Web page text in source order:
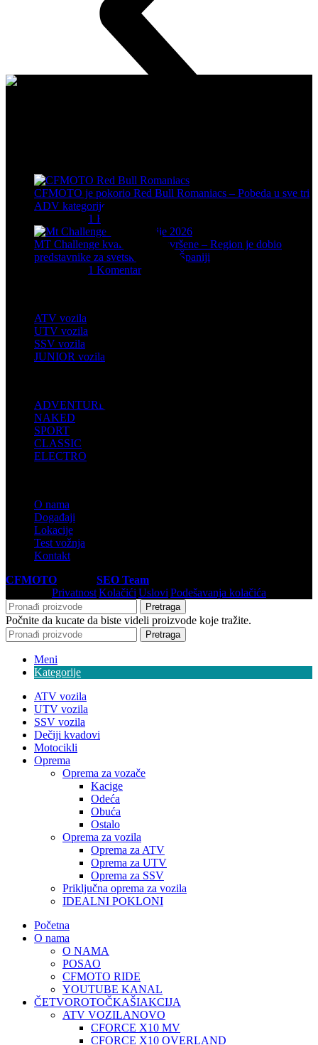
CFMOTO je pokorio Red Bull Romaniacs – Pobeda u sve tri
ADV kategorije
1 Komentar
MT Challenge kvalifikacije završene – Region je dobio
predstavnike za svetsko finale u Španiji
1 Komentar
ATV vozila
UTV vozila
SSV vozila
JUNIOR vozila
ADVENTURE
NAKED
SPORT
CLASSIC
ELECTRO
O nama
Događaji
Lokacije
Test vožnja
Kontakt
CFMOTO
SEO Team
PrivatnostKolačići Uslovi Podešavanja kolačića
Pretraga
Počnite da kucate da biste videli proizvode koje tražite.
Pretraga
Meni
Kategorije
ATV vozila
UTV vozila
SSV vozila
Dečiji kvadovi
Motocikli
Oprema
Oprema za vozače
Kacige
Odeća
Obuća
Ostalo
Oprema za vozila
Oprema za ATV
Oprema za UTV
Oprema za SSV
Priključna oprema za vozila
IDEALNI POKLONI
Početna
O nama
O NAMA
POSAO
CFMOTO RIDE
YOUTUBE KANAL
ČETVOROTOČKAŠIAKCIJA
ATV VOZILANOVO
CFORCE X10 MV
CFORCE X10 OVERLAND